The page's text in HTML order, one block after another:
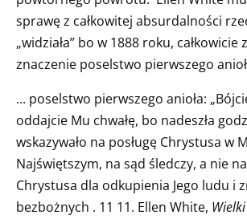
sprawę z całkowitej absurdalności
„widziała” bo w 1888 roku, całkowicie
znaczenie poselstwo pierwszego
... poselstwo pierwszego anioła:
oddajcie Mu chwałę, bo nadeszła
wskazywało na posługę Chrystusa w
Najświętszym, na sąd śledczy, a nie
Chrystusa dla odkupienia Jego ludu i
bezbożnych . 11 11. Ellen White,